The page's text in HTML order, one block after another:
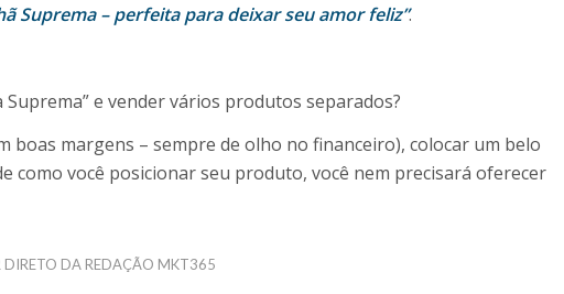
Suprema – perfeita para deixar seu amor feliz”.
e vender vários produtos separados?
boas margens – sempre de olho no financeiro), colocar um belo
como você posicionar seu produto, você nem precisará oferecer
DIRETO DA REDAÇÃO MKT365